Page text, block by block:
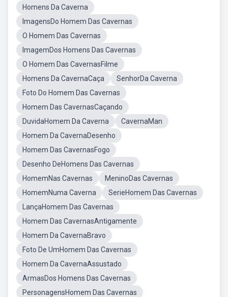
Homens Da Caverna
ImagensDo Homem Das Cavernas
O Homem Das Cavernas
ImagemDos Homens Das Cavernas
O Homem Das CavernasFilme
Homens Da CavernaCaça
SenhorDa Caverna
Foto Do Homem Das Cavernas
Homem Das CavernasCaçando
DuvidaHomem Da Caverna
CavernaMan
Homem Da CavernaDesenho
Homem Das CavernasFogo
Desenho DeHomens Das Cavernas
HomemNas Cavernas
MeninoDas Cavernas
HomemNuma Caverna
SerieHomem Das Cavernas
LançaHomem Das Cavernas
Homem Das CavernasAntigamente
Homem Da CavernaBravo
Foto De UmHomem Das Cavernas
Homem Da CavernaAssustado
ArmasDos Homens Das Cavernas
PersonagensHomem Das Cavernas